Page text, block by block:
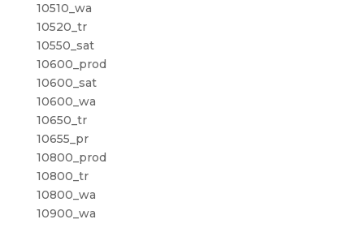
10510_wa
10520_tr
10550_sat
10600_prod
10600_sat
10600_wa
10650_tr
10655_pr
10800_prod
10800_tr
10800_wa
10900_wa